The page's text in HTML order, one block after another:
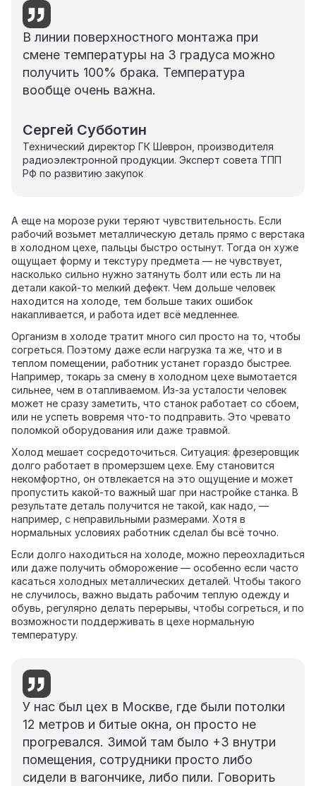
В линии поверхностного монтажа при
смене температуры на 3 градуса можно
получить 100% брака. Температура
вообще очень важна.
Сергей Субботин
Технический директор ГК Шеврон, производителя
радиоэлектронной продукции. Эксперт совета ТПП
РФ по развитию закупок
А еще на морозе руки теряют чувствительность. Если
рабочий возьмет металлическую деталь прямо с верстака
в холодном цехе, пальцы быстро остынут. Тогда он хуже
ощущает форму и текстуру предмета — не чувствует,
насколько сильно нужно затянуть болт или есть ли на
детали какой‑то мелкий дефект. Чем дольше человек
находится на холоде, тем больше таких ошибок
накапливается, и работа идет всё медленнее.
Организм в холоде тратит много сил просто на то, чтобы
согреться. Поэтому даже если нагрузка та же, что и в
теплом помещении, работник устанет гораздо быстрее.
Например, токарь за смену в холодном цехе вымотается
сильнее, чем в отапливаемом. Из‑за усталости человек
может не сразу заметить, что станок работает со сбоем,
или не успеть вовремя что‑то подправить. Это чревато
поломкой оборудования или даже травмой.
Холод мешает сосредоточиться. Ситуация: фрезеровщик
долго работает в промерзшем цехе. Ему становится
некомфортно, он отвлекается на это ощущение и может
пропустить какой‑то важный шаг при настройке станка. В
результате деталь получится не такой, как надо, —
например, с неправильными размерами. Хотя в
нормальных условиях работник сделал бы всё точно.
Если долго находиться на холоде, можно переохладиться
или даже получить обморожение — особенно если часто
касаться холодных металлических деталей. Чтобы такого
не случилось, важно выдать рабочим теплую одежду и
обувь, регулярно делать перерывы, чтобы согреться, и по
возможности поддерживать в цехе нормальную
температуру.
У нас был цех в Москве, где были потолки
12 метров и битые окна, он просто не
прогревался. Зимой там было +3 внутри
помещения, сотрудники просто либо
сидели в вагончике, либо пили. Говорить